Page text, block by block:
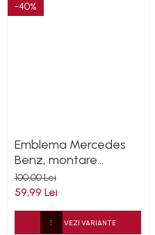
-40%
Emblema Mercedes
Benz, montare
capota, 57mm,
A2048170616
100,00 Lei
59,99 Lei
VEZI VARIANTE